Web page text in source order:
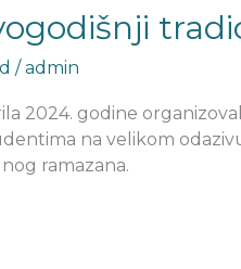
/admin
2024. godine
na velikom
ramazana.